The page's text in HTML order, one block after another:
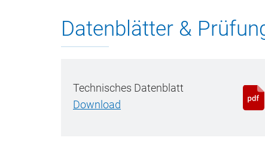
Datenblätter &
Technisches Datenblatt
Download